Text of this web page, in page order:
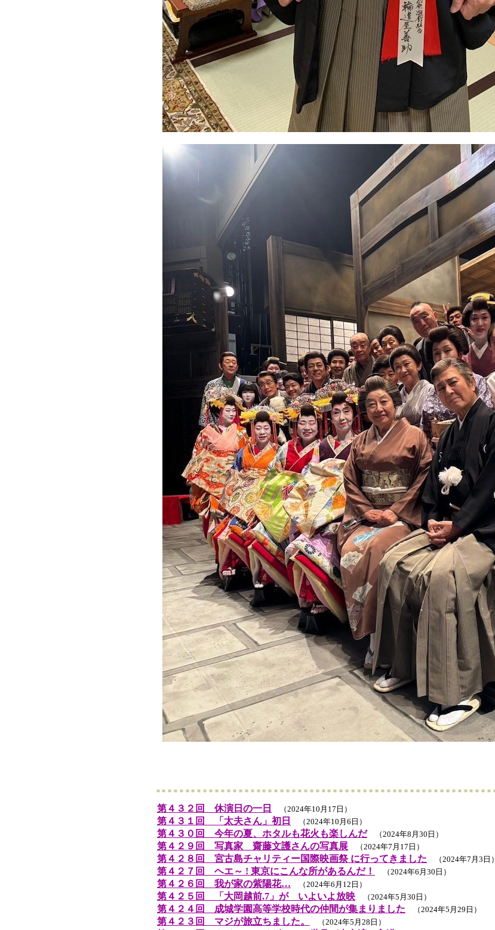
第４３２回 休演日の一日 （2024年10月17日）
第４３１回 「太夫さん」初日 （2024年10月6日）
第４３０回 今年の夏、ホタルも花火も楽しんだ（2024年8月30日）
第４２９回 写真家 齋藤文護さんの写真展 （2024年7月17日）
第４２８回 宮古島チャリティー国際映画祭 に行ってきました （2024年7月3日）
第４２７回 ヘエ～ ! 東京にこんな所があるんだ！ （2024年6月30日）
第４２６回 我が家の紫陽花… （2024年6月12日）
第４２５回 「大岡越前.7」が いよいよ放映 （2024年5月30日）
第４２４回 成城学園高等学校時代の仲間が集まりました （2024年5月29日）
第４２３回 マジが旅立ちました。 （2024年5月28日）